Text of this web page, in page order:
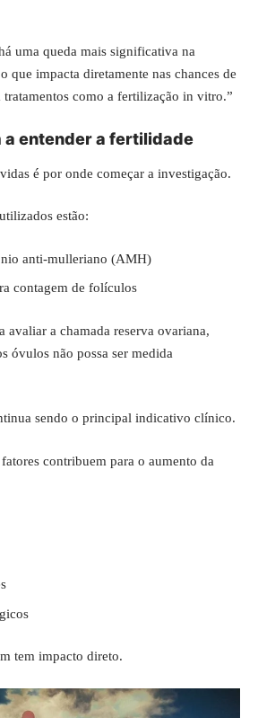
uma queda mais significativa na
que impacta diretamente nas chances de
como a fertilização in vitro.”
a entender a fertilidade
é por onde começar a investigação.
estão:
anti-mulleriano (AMH)
contagem de folículos
avaliar a chamada reserva ovariana,
óvulos não possa ser medida
sendo o principal indicativo clínico.
contribuem para o aumento da
tem impacto direto.